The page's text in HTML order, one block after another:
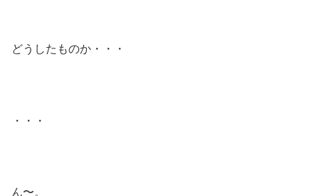
どうしたものか・・・
・・・
ん〜。